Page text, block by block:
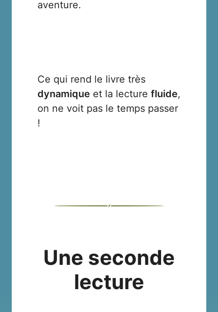
aventure.
Ce qui rend le livre très
dynamique et la lecture fluide,
on ne voit pas le temps passer
!
Une seconde
lecture